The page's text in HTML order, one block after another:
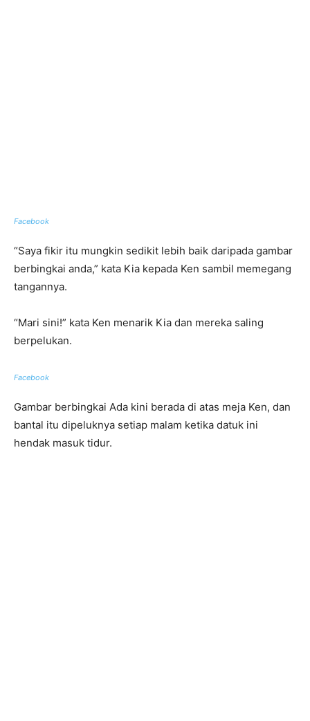
Facebook
“Saya fikir itu mungkin sedikit lebih baik daripada gambar
berbingkai anda,” kata Kia kepada Ken sambil memegang
tangannya.
“Mari sini!” kata Ken menarik Kia dan mereka saling
berpelukan.
Facebook
Gambar berbingkai Ada kini berada di atas meja Ken, dan
bantal itu dipeluknya setiap malam ketika datuk ini
hendak masuk tidur.